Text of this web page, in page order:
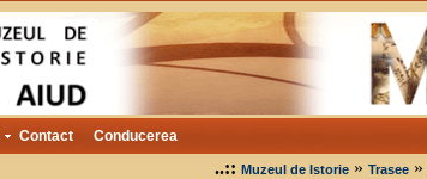
Contact Conducerea
..:: Muzeul de Istorie» Trasee»